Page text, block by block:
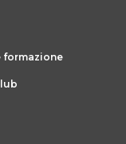
formazione